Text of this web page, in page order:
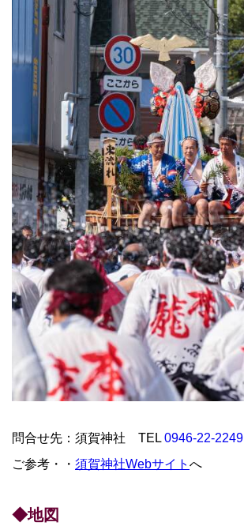
問合せ先：須賀神社 TEL 0946-22-2249
ご参考・・ 須賀神社Webサイト へ
◆地図